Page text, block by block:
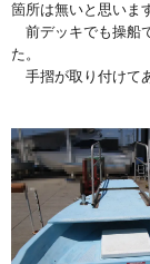
箇所は無いと思いま
前デッキでも操船
た。
手摺が取り付けて